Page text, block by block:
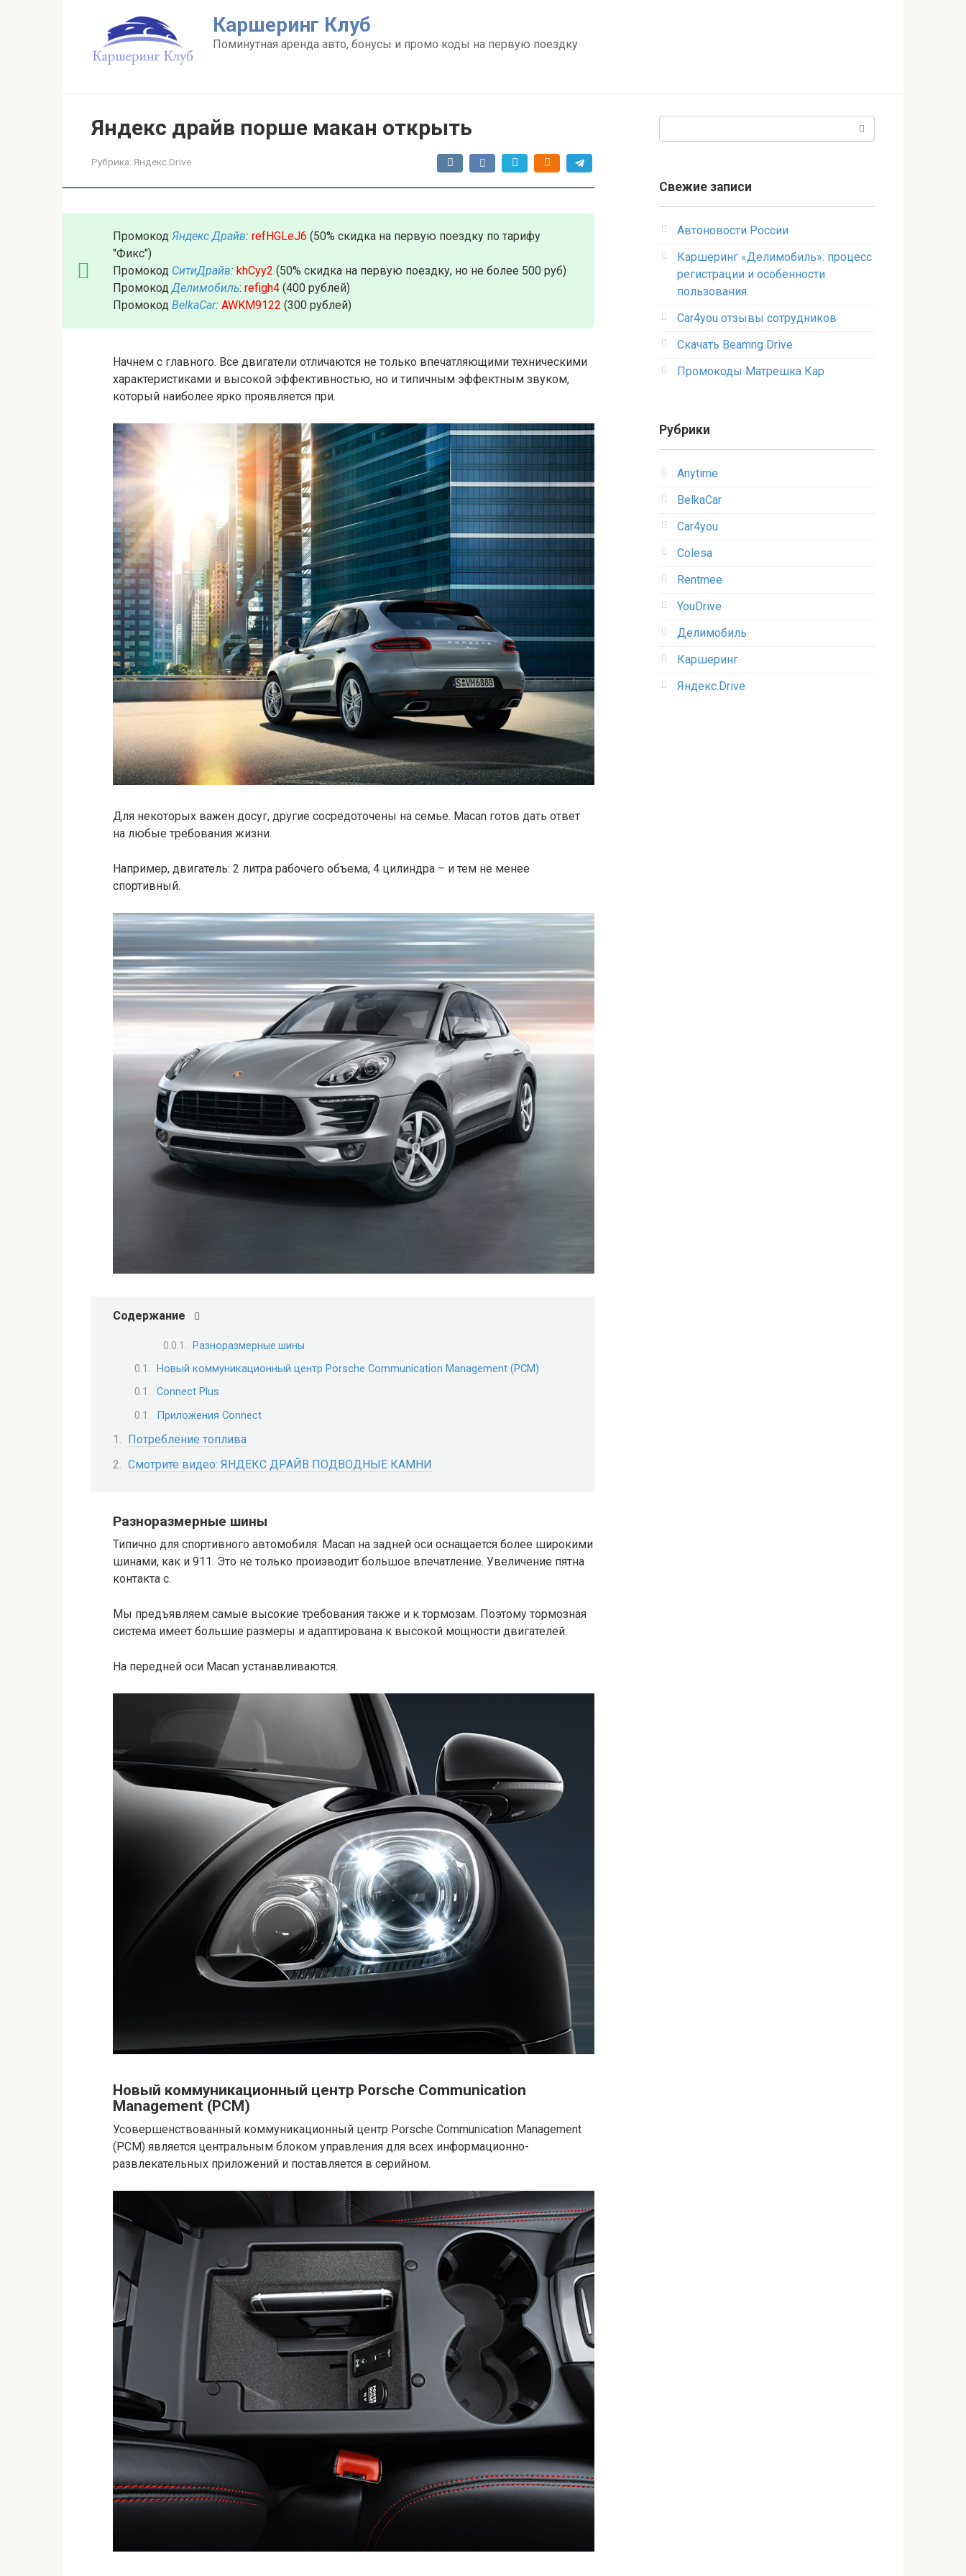
Каршеринг Клуб
Поминутная аренда авто, бонусы и промо коды на первую поездку
Яндекс драйв порше макан открыть
Рубрика: Яндекс.Drive
Промокод Яндекс Драйв: refHGLeJ6 (50% скидка на первую поездку по тарифу
"Фикс")
Промокод СитиДрайв: khCyy2 (50% скидка на первую поездку, но не более 500 руб)
ПромокодДелимобиль: refigh4 (400 рублей)
Промокод BelkaCar: AWKM9122 (300 рублей)
Начнем с главного. Все двигатели отличаются не только впечатляющими техническими
характеристиками и высокой эффективностью, но и типичным эффектным звуком,
который наиболее ярко проявляется при.
Для некоторых важен досуг, другие сосредоточены на семье. Macan готов дать ответ
на любые требования жизни.
Например, двигатель: 2 литра рабочего объема, 4 цилиндра – и тем не менее
спортивный.
Содержание
Разноразмерные шины
Новый коммуникационный центр Porsche Communication Management (PCM)
Connect Plus
Приложения Connect
Потребление топлива
Смотрите видео: ЯНДЕКС ДРАЙВ ПОДВОДНЫЕ КАМНИ
Разноразмерные шины
Типично для спортивного автомобиля: Macan на задней оси оснащается более широкими
шинами, как и 911. Это не только производит большое впечатление. Увеличение пятна
контакта с.
Мы предъявляем самые высокие требования также и к тормозам. Поэтому тормозная
система имеет большие размеры и адаптирована к высокой мощности двигателей.
На передней оси Macan устанавливаются.
Новый коммуникационный центр Porsche Communication
Management (PCM)
Усовершенствованный коммуникационный центр Porsche Communication Management
(PCM) является центральным блоком управления для всех информационно-
развлекательных приложений и поставляется в серийном.
Свежие записи
Автоновости России
Каршеринг «Делимобиль»: процесс
регистрации и особенности
пользования
Car4you отзывы сотрудников
Скачать Beamng Drive
Промокоды Матрешка Кар
Рубрики
Anytime
BelkaCar
Car4you
Colesa
Rentmee
YouDrive
Делимобиль
Каршеринг
Яндекс.Drive